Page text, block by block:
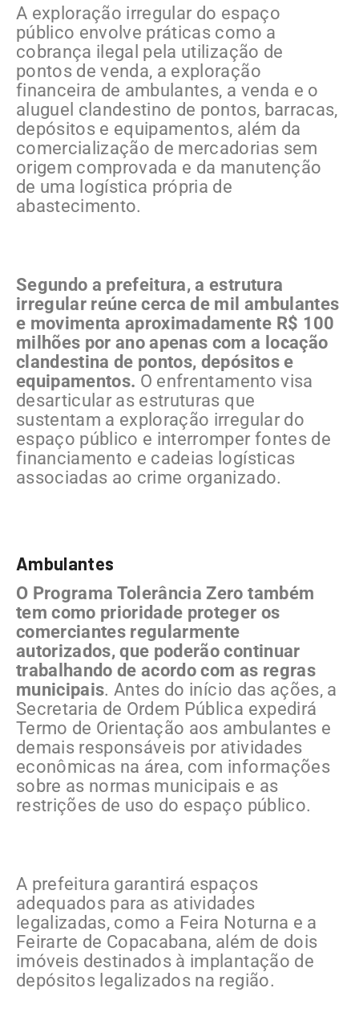
A exploração irregular do espaço
público envolve práticas como a
cobrança ilegal pela utilização de
pontos de venda, a exploração
financeira de ambulantes, a venda e o
aluguel clandestino de pontos, barracas,
depósitos e equipamentos, além da
comercialização de mercadorias sem
origem comprovada e da manutenção
de uma logística própria de
abastecimento.
Segundo a prefeitura, a estrutura
irregular reúne cerca de mil ambulantes
e movimenta aproximadamente R$ 100
milhões por ano apenas com a locação
clandestina de pontos, depósitos e
equipamentos. O enfrentamento visa
desarticular as estruturas que
sustentam a exploração irregular do
espaço público e interromper fontes de
financiamento e cadeias logísticas
associadas ao crime organizado.
Ambulantes
O Programa Tolerância Zero também
tem como prioridade proteger os
comerciantes regularmente
autorizados, que poderão continuar
trabalhando de acordo com as regras
municipais. Antes do início das ações, a
Secretaria de Ordem Pública expedirá
Termo de Orientação aos ambulantes e
demais responsáveis por atividades
econômicas na área, com informações
sobre as normas municipais e as
restrições de uso do espaço público.
A prefeitura garantirá espaços
adequados para as atividades
legalizadas, como a Feira Noturna e a
Feirarte de Copacabana, além de dois
imóveis destinados à implantação de
depósitos legalizados na região.